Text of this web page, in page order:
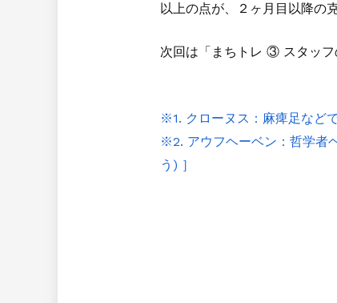
以上の点が、２ヶ月目以降の
次回は「まちトレ ③ スタッフ
※1. クローヌス：麻痺足など
※2. アウフヘーベン：哲学者
う) ］